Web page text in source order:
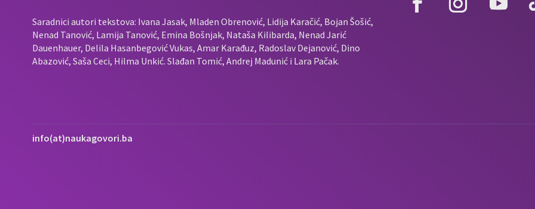
Saradnici autori tekstova: Ivana Jasak, Mladen Obrenović, Lidija Karačić, Bojan Šošić,
Nenad Tanović, Lamija Tanović, Emina Bošnjak, Nataša Kilibarda, Nenad Jarić
Dauenhauer, Delila Hasanbegović Vukas, Amar Karađuz, Radoslav Dejanović, Dino
Abazović, Saša Ceci, Hilma Unkić. Slađan Tomić, Andrej Madunić i Lara Pačak.
info(at)naukagovori.ba